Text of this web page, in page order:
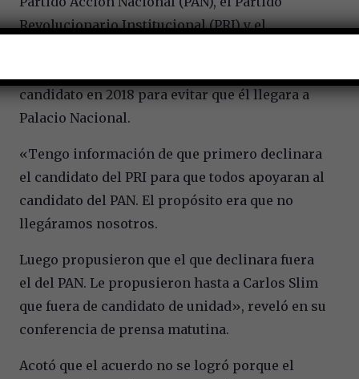
Revolucionario Institucional (PRI) y el
candidato en 2018 para evitar que él llegara a
Palacio Nacional.
«Tengo información de que primero declinara
el candidato del PRI para que todos apoyaran al
candidato del PAN. El propósito era que no
llegáramos nosotros.
Luego propusieron que el que declinara fuera
el del PAN. Le propusieron hasta a Carlos Slim
que fuera de candidato de unidad», reveló en su
conferencia de prensa matutina.
Acotó que el acuerdo no se logró porque el